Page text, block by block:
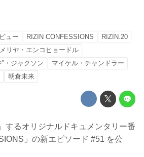
ュー RIZIN CONFESSIONS
RIZIN.20
リヤ・エンコヒョードル
・ジャクソン
マイケル・チャンドラー
朝倉未来
するオリジナルドキュメンタリー番
」の新エピソード #51 を公